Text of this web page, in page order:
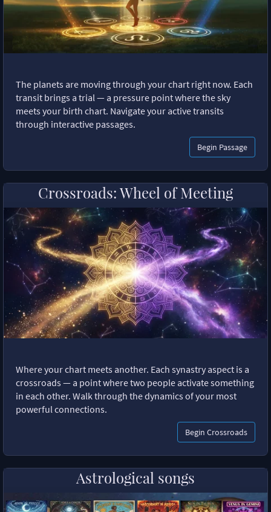
The planets are moving through your chart right now. Each
transit brings a trial — a pressure point where the sky
meets your birth chart. Navigate your active transits
through interactive passages.
Begin Passage
Crossroads: Wheel of Meeting
Where your chart meets another. Each synastry aspect is a
crossroads — a point where two people activate something
in each other. Walk through the dynamics of your most
powerful connections.
Begin Crossroads
Astrological songs